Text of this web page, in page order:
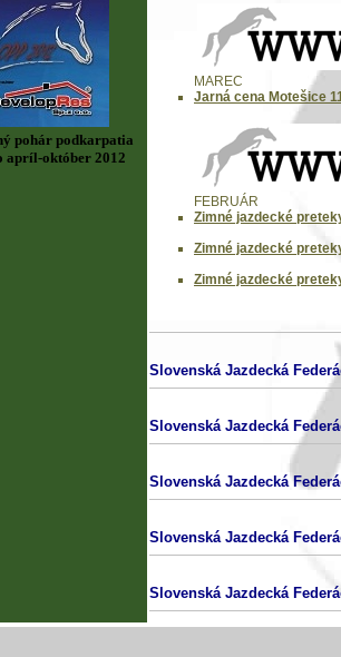
pohár podkarpatia
apríl-október 2012
MAREC
Jarná cena Motešice
FEBRUÁR
Zimné jazdecké
Zimné jazdecké
Zimné jazdecké
Slovenská Jazdecká
Slovenská Jazdecká
Slovenská Jazdecká
Slovenská Jazdecká
Slovenská Jazdecká